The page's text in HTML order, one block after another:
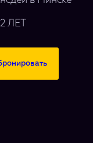
ЛЕТ